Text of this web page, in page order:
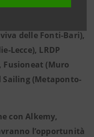
in Puglia
delle Fonti-Bari),
Lecce), LRDP
Fusioneat (Muro
Sailing (Metaponto-
con Alkemy,
l’opportunità